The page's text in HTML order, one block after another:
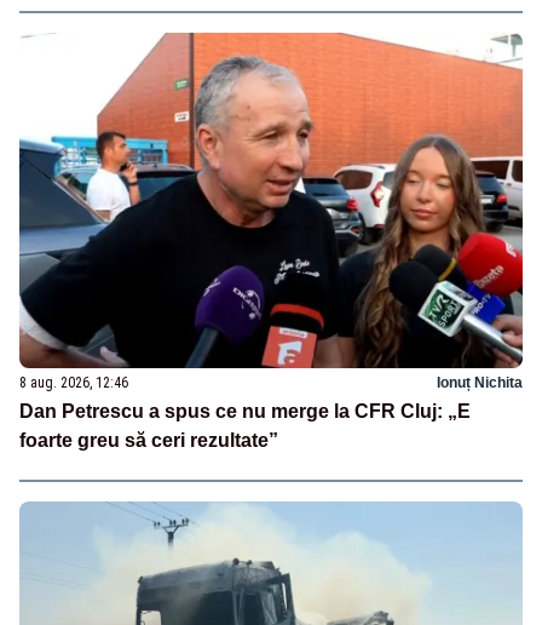
8 aug. 2026, 12:46 Ionuț Nichita
Dan Petrescu a spus ce nu merge la CFR Cluj: „E
foarte greu să ceri rezultate”